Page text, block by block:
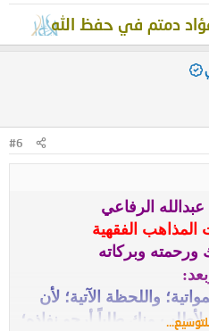
دمتم في حفظ الله
#6
عبدالله الرفاعي
الفقهية
ورحمته وبركاته
واللحظة الآتية؛ لأن
منك طلباً أرجو نفاذه؛